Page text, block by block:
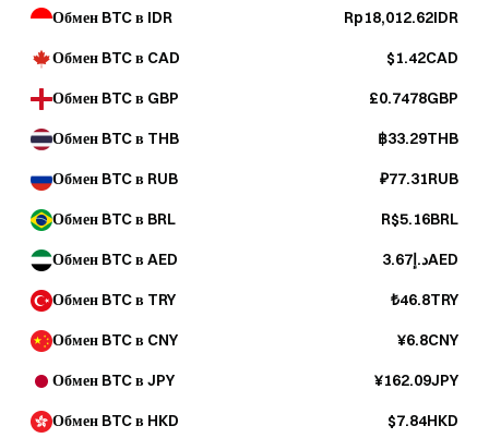
Обмен BTC в IDR Rp18,012.62IDR
Обмен BTC в CAD $1.42CAD
Обмен BTC в GBP £0.7478GBP
Обмен BTC в THB ฿33.29THB
Обмен BTC в RUB ₽77.31RUB
Обмен BTC в BRL R$5.16BRL
Обмен BTC в AED د.إ3.67AED
Обмен BTC в TRY ₺46.8TRY
Обмен BTC в CNY ¥6.8CNY
Обмен BTC в JPY ¥162.09JPY
Обмен BTC в HKD $7.84HKD